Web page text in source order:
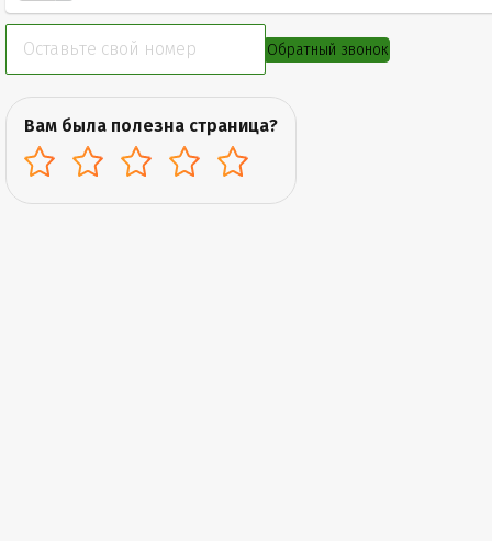
Обратный звонок
Вам была полезна страница?